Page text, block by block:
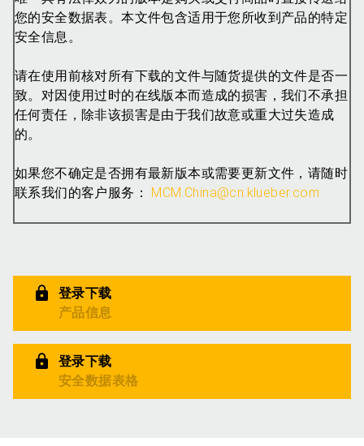
您的安全数据表。本文件包含适用于您所收到产品的特定
安全信息。
请在使用前核对所有下载的文件与随货提供的文件是否一
致。对因使用过时的在线版本而造成的损害，我们不承担
任何责任，除非该损害是由于我们故意或重大过失造成
的。
如果您不确定是否拥有最新版本或需要更新文件，请随时
联系我们的客户服务： MCM.China@cn.klueber.com
登录下载
产品信息
登录下载
安全数据表格